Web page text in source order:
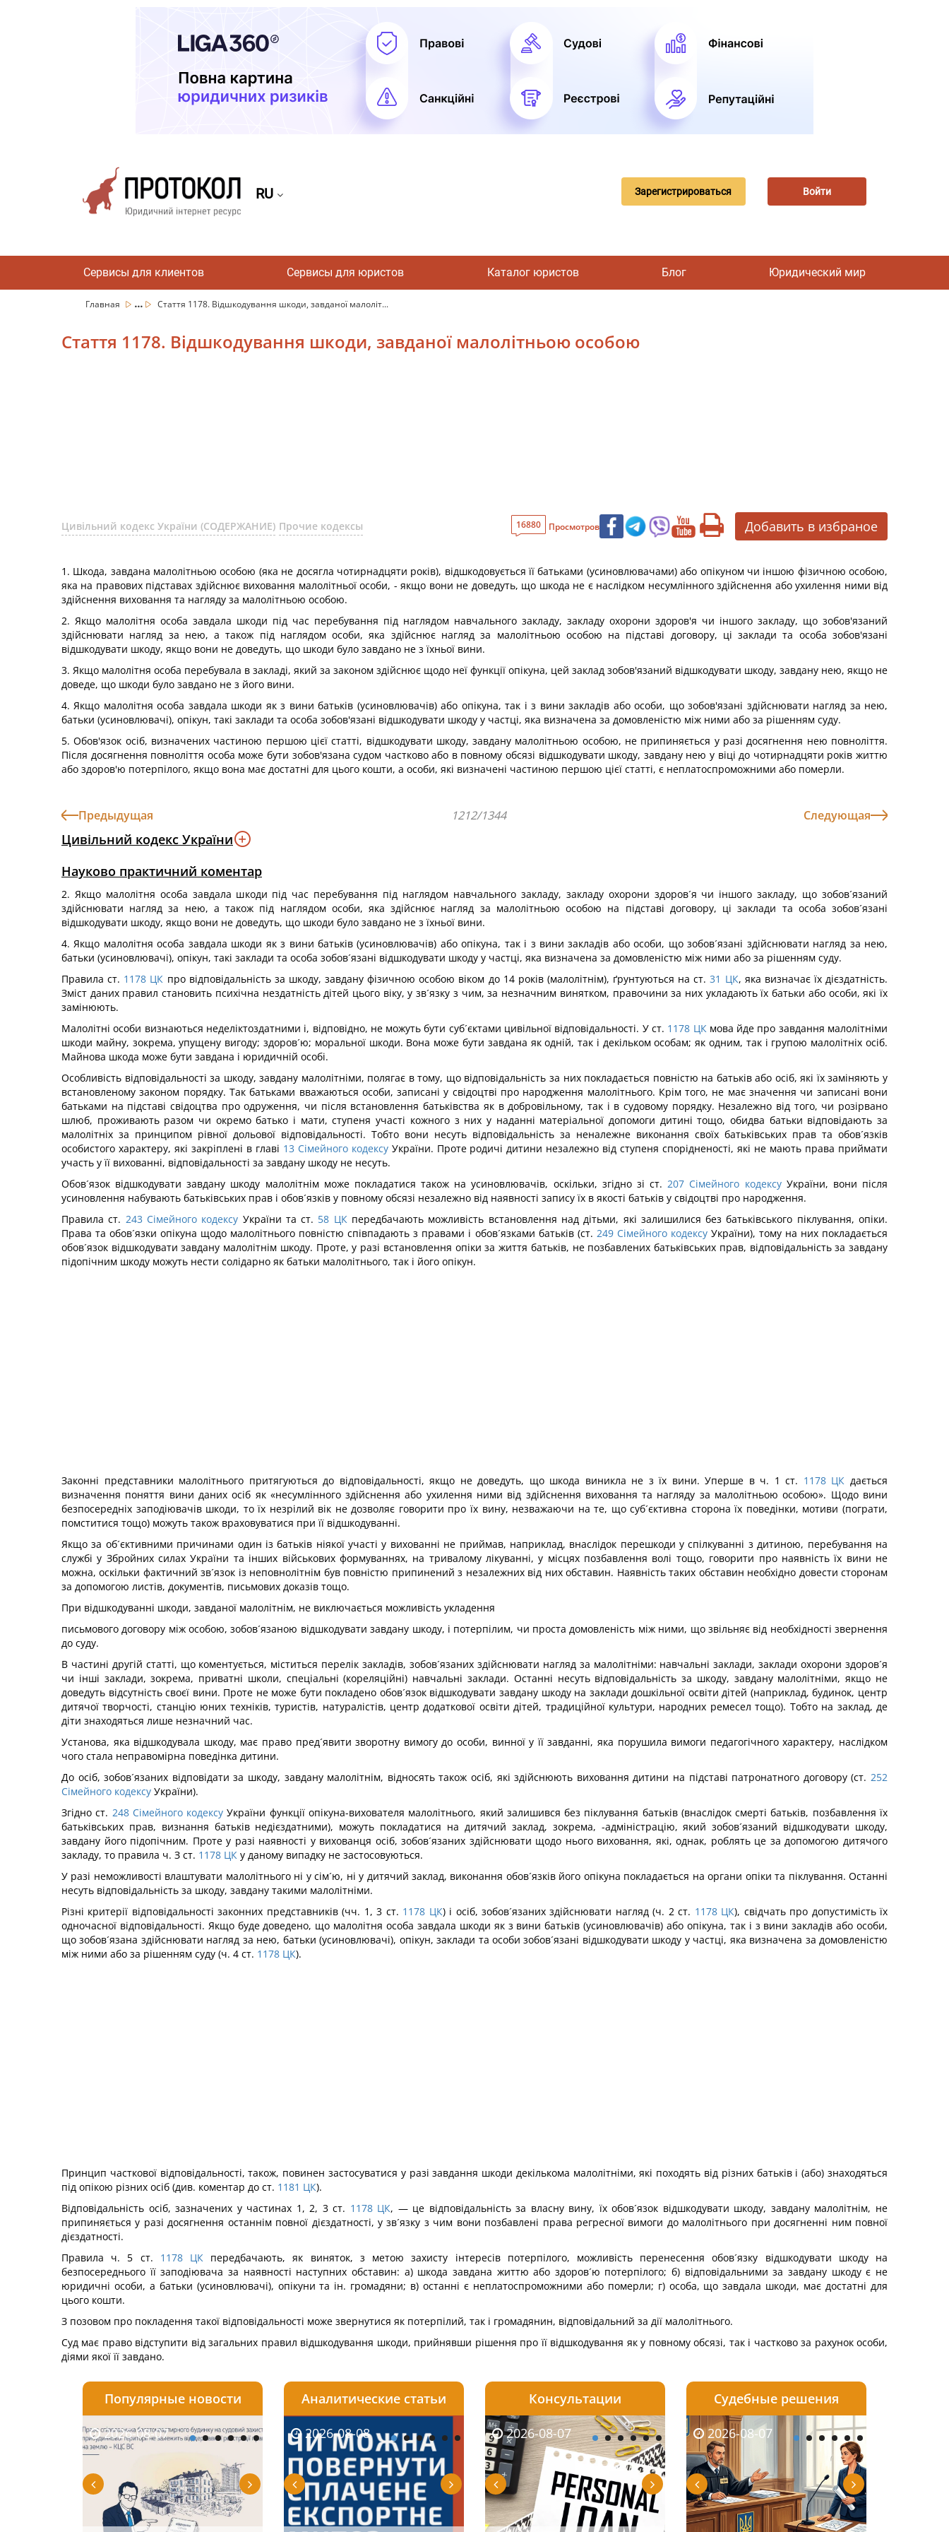
RU Зарегистрироваться Войти
Сервисы для клиентов Сервисы для юристов Каталог юристов Блог Юридический мир
Главная ... Стаття 1178. Відшкодування шкоди, завданої малоліт...
Стаття 1178. Відшкодування шкоди, завданої малолітньою особою
Цивільний кодекс України (СОДЕРЖАНИЕ) Прочие кодексы 16880 Просмотров Добавить в избраное
1. Шкода, завдана малолітньою особою (яка не досягла чотирнадцяти років), відшкодовується її батьками (усиновлювачами) або опікуном чи іншою фізичною особою,
яка на правових підставах здійснює виховання малолітньої особи, - якщо вони не доведуть, що шкода не є наслідком несумлінного здійснення або ухилення ними від
здійснення виховання та нагляду за малолітньою особою.
2. Якщо малолітня особа завдала шкоди під час перебування під наглядом навчального закладу, закладу охорони здоров'я чи іншого закладу, що зобов'язаний
здійснювати нагляд за нею, а також під наглядом особи, яка здійснює нагляд за малолітньою особою на підставі договору, ці заклади та особа зобов'язані
відшкодувати шкоду, якщо вони не доведуть, що шкоди було завдано не з їхньої вини.
3. Якщо малолітня особа перебувала в закладі, який за законом здійснює щодо неї функції опікуна, цей заклад зобов'язаний відшкодувати шкоду, завдану нею, якщо не
доведе, що шкоди було завдано не з його вини.
4. Якщо малолітня особа завдала шкоди як з вини батьків (усиновлювачів) або опікуна, так і з вини закладів або особи, що зобов'язані здійснювати нагляд за нею,
батьки (усиновлювачі), опікун, такі заклади та особа зобов'язані відшкодувати шкоду у частці, яка визначена за домовленістю між ними або за рішенням суду.
5. Обов'язок осіб, визначених частиною першою цієї статті, відшкодувати шкоду, завдану малолітньою особою, не припиняється у разі досягнення нею повноліття.
Після досягнення повноліття особа може бути зобов'язана судом частково або в повному обсязі відшкодувати шкоду, завдану нею у віці до чотирнадцяти років життю
або здоров'ю потерпілого, якщо вона має достатні для цього кошти, а особи, які визначені частиною першою цієї статті, є неплатоспроможними або померли.
Предыдущая 1212/1344 Следующая
Цивільний кодекс України
Науково практичний коментар
2. Якщо малолітня особа завдала шкоди під час перебування під наглядом навчального закладу, закладу охорони здоров´я чи іншого закладу, що зобов´язаний
здійснювати нагляд за нею, а також під наглядом особи, яка здійснює нагляд за малолітньою особою на підставі договору, ці заклади та особа зобов´язані
відшкодувати шкоду, якщо вони не доведуть, що шкоди було завдано не з їхньої вини.
4. Якщо малолітня особа завдала шкоди як з вини батьків (усиновлювачів) або опікуна, так і з вини закладів або особи, що зобов´язані здійснювати нагляд за нею,
батьки (усиновлювачі), опікун, такі заклади та особа зобов´язані відшкодувати шкоду у частці, яка визначена за домовленістю між ними або за рішенням суду.
Правила ст. 1178 ЦК про відповідальність за шкоду, завдану фізичною особою віком до 14 років (малолітнім), ґрунтуються на ст. 31 ЦК, яка визначає їх дієздатність.
Зміст даних правил становить психічна нездатність дітей цього віку, у зв´язку з чим, за незначним винятком, правочини за них укладають їх батьки або особи, які їх
замінюють.
Малолітні особи визнаються неделіктоздатними і, відповідно, не можуть бути суб´єктами цивільної відповідальності. У ст. 1178 ЦКмова йде про завдання малолітніми
шкоди майну, зокрема, упущену вигоду; здоров´ю; моральної шкоди. Вона може бути завдана як одній, так і декільком особам; як одним, так і групою малолітніх осіб.
Майнова шкода може бути завдана і юридичній особі.
Особливість відповідальності за шкоду, завдану малолітніми, полягає в тому, що відповідальність за них покладається повністю на батьків або осіб, які їх заміняють у
встановленому законом порядку. Так батьками вважаються особи, записані у свідоцтві про народження малолітнього. Крім того, не має значення чи записані вони
батьками на підставі свідоцтва про одруження, чи після встановлення батьківства як в добровільному, так і в судовому порядку. Незалежно від того, чи розірвано
шлюб, проживають разом чи окремо батько і мати, ступеня участі кожного з них у наданні матеріальної допомоги дитині тощо, обидва батьки відповідають за
малолітніх за принципом рівної дольової відповідальності. Тобто вони несуть відповідальність за неналежне виконання своїх батьківських прав та обов´язків
особистого характеру, які закріплені в главі 13 Сімейного кодексуУкраїни. Проте родичі дитини незалежно від ступеня спорідненості, які не мають права приймати
участь у її вихованні, відповідальності за завдану шкоду не несуть.
Обов´язок відшкодувати завдану шкоду малолітнім може покладатися також на усиновлювачів, оскільки, згідно зі ст. 207 Сімейного кодексуУкраїни, вони після
усиновлення набувають батьківських прав і обов´язків у повному обсязі незалежно від наявності запису їх в якості батьків у свідоцтві про народження.
Правила ст. 243 Сімейного кодексу України та ст. 58 ЦКпередбачають можливість встановлення над дітьми, які залишилися без батьківського піклування, опіки.
Права та обов´язки опікуна щодо малолітнього повністю співпадають з правами і обов´язками батьків (ст. 249 Сімейного кодексуУкраїни), тому на них покладається
обов´язок відшкодувати завдану малолітнім шкоду. Проте, у разі встановлення опіки за життя батьків, не позбавлених батьківських прав, відповідальність за завдану
підопічним шкоду можуть нести солідарно як батьки малолітнього, так і його опікун.
Законні представники малолітнього притягуються до відповідальності, якщо не доведуть, що шкода виникла не з їх вини. Уперше в ч. 1 ст. 1178 ЦК дається
визначення поняття вини даних осіб як «несумлінного здійснення або ухилення ними від здійснення виховання та нагляду за малолітньою особою». Щодо вини
безпосередніх заподіювачів шкоди, то їх незрілий вік не дозволяє говорити про їх вину, незважаючи на те, що суб´єктивна сторона їх поведінки, мотиви (пограти,
помститися тощо) можуть також враховуватися при її відшкодуванні.
Якщо за об´єктивними причинами один із батьків ніякої участі у вихованні не приймав, наприклад, внаслідок перешкоди у спілкуванні з дитиною, перебування на
службі у Збройних силах України та інших військових формуваннях, на тривалому лікуванні, у місцях позбавлення волі тощо, говорити про наявність їх вини не
можна, оскільки фактичний зв´язок із неповнолітнім був повністю припинений з незалежних від них обставин. Наявність таких обставин необхідно довести сторонам
за допомогою листів, документів, письмових доказів тощо.
При відшкодуванні шкоди, завданої малолітнім, не виключається можливість укладення
письмового договору між особою, зобов´язаною відшкодувати завдану шкоду, і потерпілим, чи проста домовленість між ними, що звільняє від необхідності звернення
до суду.
В частині другій статті, що коментується, міститься перелік закладів, зобов´язаних здійснювати нагляд за малолітніми: навчальні заклади, заклади охорони здоров´я
чи інші заклади, зокрема, приватні школи, спеціальні (кореляційні) навчальні заклади. Останні несуть відповідальність за шкоду, завдану малолітніми, якщо не
доведуть відсутність своєї вини. Проте не може бути покладено обов´язок відшкодувати завдану шкоду на заклади дошкільної освіти дітей (наприклад, будинок, центр
дитячої творчості, станцію юних техніків, туристів, натуралістів, центр додаткової освіти дітей, традиційної культури, народних ремесел тощо). Тобто на заклад, де
діти знаходяться лише незначний час.
Установа, яка відшкодувала шкоду, має право пред´явити зворотну вимогу до особи, винної у її завданні, яка порушила вимоги педагогічного характеру, наслідком
чого стала неправомірна поведінка дитини.
До осіб, зобов´язаних відповідати за шкоду, завдану малолітнім, відносять також осіб, які здійснюють виховання дитини на підставі патронатного договору (ст. 252
Сімейного кодексу України).
Згідно ст. 248 Сімейного кодексу України функції опікуна-вихователя малолітнього, який залишився без піклування батьків (внаслідок смерті батьків, позбавлення їх
батьківських прав, визнання батьків недієздатними), можуть покладатися на дитячий заклад, зокрема, -адміністрацію, який зобов´язаний відшкодувати шкоду,
завдану його підопічним. Проте у разі наявності у вихованця осіб, зобов´язаних здійснювати щодо нього виховання, які, однак, роблять це за допомогою дитячого
закладу, то правила ч. З ст. 1178 ЦК у даному випадку не застосовуються.
У разі неможливості влаштувати малолітнього ні у сім´ю, ні у дитячий заклад, виконання обов´язків його опікуна покладається на органи опіки та піклування. Останні
несуть відповідальність за шкоду, завдану такими малолітніми.
Різні критерії відповідальності законних представників (чч. 1, 3 ст. 1178 ЦК) і осіб, зобов´язаних здійснювати нагляд (ч. 2 ст. 1178 ЦК), свідчать про допустимість їх
одночасної відповідальності. Якщо буде доведено, що малолітня особа завдала шкоди як з вини батьків (усиновлювачів) або опікуна, так і з вини закладів або особи,
що зобов´язана здійснювати нагляд за нею, батьки (усиновлювачі), опікун, заклади та особи зобов´язані відшкодувати шкоду у частці, яка визначена за домовленістю
між ними або за рішенням суду (ч. 4 ст. 1178 ЦК).
Принцип часткової відповідальності, також, повинен застосуватися у разі завдання шкоди декількома малолітніми, які походять від різних батьків і (або) знаходяться
під опікою різних осіб (див. коментар до ст. 1181 ЦК).
Відповідальність осіб, зазначених у частинах 1, 2, 3 ст. 1178 ЦК, — це відповідальність за власну вину, їх обов´язок відшкодувати шкоду, завдану малолітнім, не
припиняється у разі досягнення останнім повної дієздатності, у зв´язку з чим вони позбавлені права регресної вимоги до малолітнього при досягненні ним повної
дієздатності.
Правила ч. 5 ст. 1178 ЦК передбачають, як виняток, з метою захисту інтересів потерпілого, можливість перенесення обов´язку відшкодувати шкоду на
безпосереднього її заподіювача за наявності наступних обставин: а) шкода завдана життю або здоров´ю потерпілого; б) відповідальними за завдану шкоду є не
юридичні особи, а батьки (усиновлювачі), опікуни та ін. громадяни; в) останні є неплатоспроможними або померли; г) особа, що завдала шкоди, має достатні для
цього кошти.
З позовом про покладення такої відповідальності може звернутися як потерпілий, так і громадянин, відповідальний за дії малолітнього.
Суд має право відступити від загальних правил відшкодування шкоди, прийнявши рішення про її відшкодування як у повному обсязі, так і частково за рахунок особи,
діями якої її завдано.
Популярные новости
2026-08-07 2026-08-06 2026-08-06 2026-08-06 2026-08-05
Аналитические статьи
2026-08-03 2026-08-08 2026-08-07 2026-08-04 2026-08-04
Консультации
2026-08-05 2026-08-07 2026-08-07 2026-08-06
Судебные решения
2026-07-30 2026-08-07